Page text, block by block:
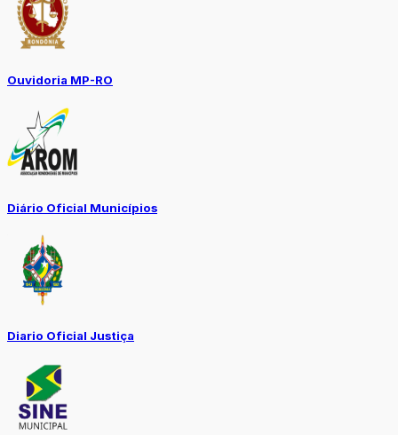
Ouvidoria MP-RO
Diário Oficial Municípios
Diario Oficial Justiça